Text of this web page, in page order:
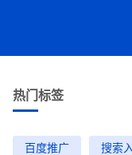
热门标签
百度推广 搜索